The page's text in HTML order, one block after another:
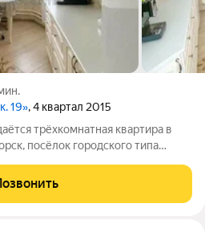
19», 4 квартал 2015
трёхкомнатная квартира в
посёлок городского типа
построенного в 2017 году. Общая